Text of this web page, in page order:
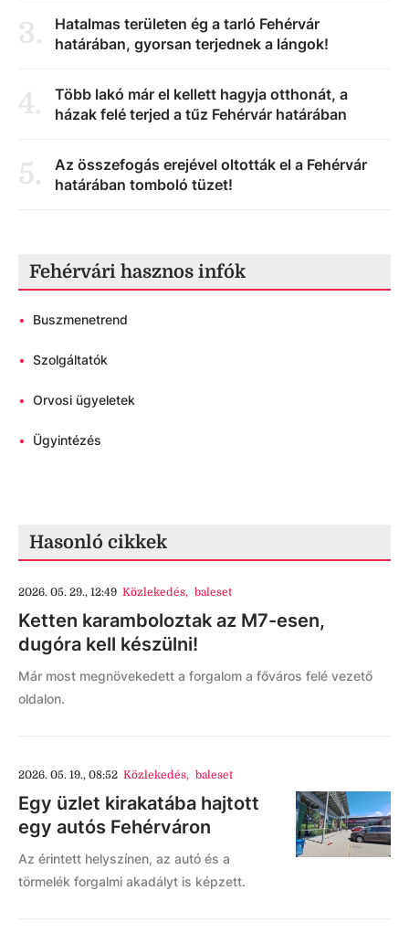
3.
Hatalmas területen ég a tarló Fehérvár
határában, gyorsan terjednek a lángok!
4.
Több lakó már el kellett hagyja otthonát, a
házak felé terjed a tűz Fehérvár határában
5.
Az összefogás erejével oltották el a Fehérvár
határában tomboló tüzet!
Fehérvári hasznos infók
• Buszmenetrend
• Szolgáltatók
• Orvosi ügyeletek
• Ügyintézés
Hasonló cikkek
2026. 05. 29., 12:49 Közlekedés, baleset
Ketten karamboloztak az M7-esen,
dugóra kell készülni!
Már most megnövekedett a forgalom a főváros felé vezető
oldalon.
2026. 05. 19., 08:52 Közlekedés, baleset
Egy üzlet kirakatába hajtott
egy autós Fehérváron
Az érintett helyszínen, az autó és a
törmelék forgalmi akadályt is képzett.